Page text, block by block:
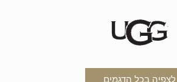
לצפיה בכל הדגמים